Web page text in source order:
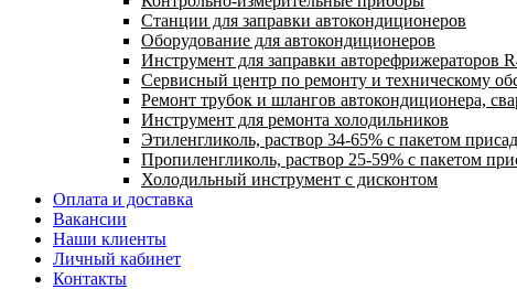
Станции для заправки автокондиционеров
Оборудование для автокондиционеров
Инструмент для заправки авторефрижераторов
Сервисный центр по ремонту и техническому
Ремонт трубок и шлангов автокондиционера,
Инструмент для ремонта холодильников
Этиленгликоль, раствор 34-65% с пакетом
Пропиленгликоль, раствор 25-59% с пакетом
Холодильный инструмент с дисконтом
Оплата и доставка
Вакансии
Наши клиенты
Личный кабинет
Контакты